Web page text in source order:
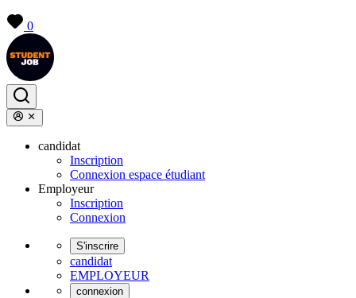
0
candidat
Inscription
Connexion espace étudiant
Employeur
Inscription
Connexion
S'inscrire
candidat
EMPLOYEUR
connexion